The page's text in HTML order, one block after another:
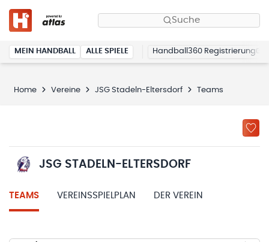
Suche
MEIN HANDBALL ALLE SPIELE Handball360 Registrierung
Home Vereine JSG Stadeln-Eltersdorf Teams
JSG STADELN-ELTERSDORF
TEAMS VEREINSSPIELPLAN DER VEREIN